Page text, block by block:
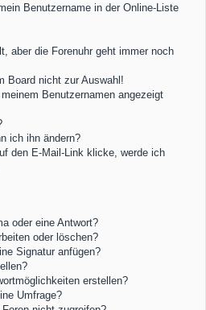
Benutzername in der Online-Liste
aber die Forenuhr geht immer noch
Board nicht zur Auswahl!
Benutzernamen angezeigt
ich ihn ändern?
den E-Mail-Link klicke, werde ich
oder eine Antwort?
oder löschen?
Signatur anfügen?
erstellen?
Umfrage?